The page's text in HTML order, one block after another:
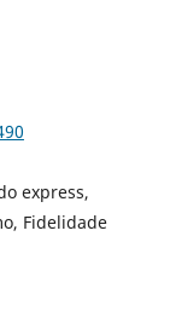
express,
Fidelidade